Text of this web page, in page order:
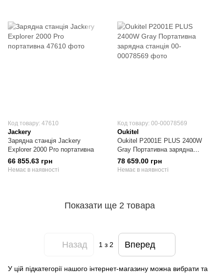
Код товару: 47610
Jackery
Зарядна станція Jackery
Explorer 2000 Pro портативна
66 855.63 грн
Немає в наявності
Код товару: 00-00078569
Oukitel
Oukitel P2001E PLUS 2400W
Gray Портативна зарядна
станція
78 659.00 грн
Немає в наявності
Показати ще 2 товара
Назад 1 з 2 Вперед
У цій підкатегорії нашого інтернет-магазину можна вибрати та